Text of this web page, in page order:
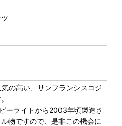
の高い、サンフランシスコジ
ーライトから2003年頃製造さ
物ですので、是非この機会に